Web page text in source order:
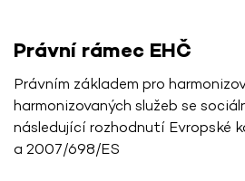
Právní rámec EHČ
Právním základem pro
harmonizovaných služeb se
následující rozhodnutí Evropské
a 2007/698/ES